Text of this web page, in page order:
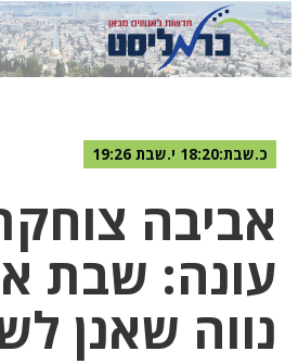
כ.שבת:18:20 י.שבת 19:26
אביבה
עונה: שבת
נווה שאנן